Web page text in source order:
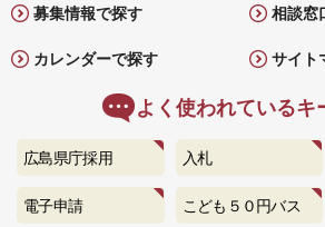
カ
タ
募集情報で探す 相談窓
カレンダーで探す サイト
よく使われているキ
広島県庁採用 入札
電子申請 こども５０円バス